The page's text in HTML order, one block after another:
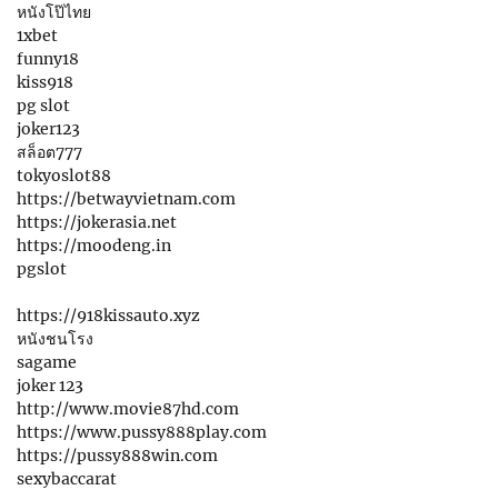
หนังโป๊ไทย
1xbet
funny18
kiss918
pg slot
joker123
สล็อต777
tokyoslot88
https://betwayvietnam.com
https://jokerasia.net
https://moodeng.in
pgslot
https://918kissauto.xyz
หนังชนโรง
sagame
joker 123
http://www.movie87hd.com
https://www.pussy888play.com
https://pussy888win.com
sexybaccarat